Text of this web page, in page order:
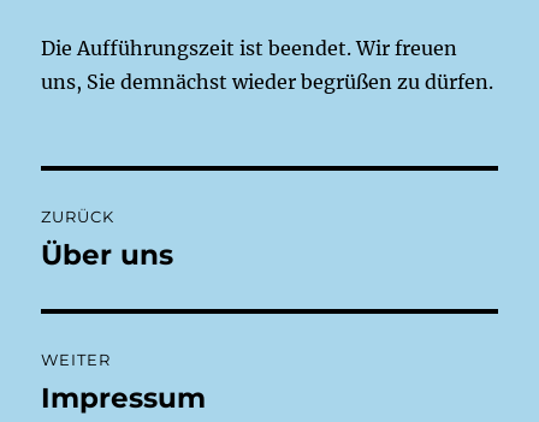
Die Aufführungszeit ist beendet. Wir freuen
uns, Sie demnächst wieder begrüßen zu dürfen.
ZURÜCK
Vorheriger
Über uns
WEITER
Nächster
Impressum